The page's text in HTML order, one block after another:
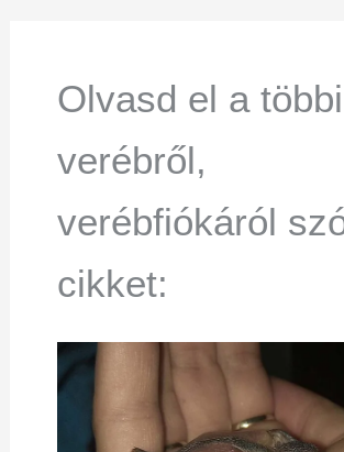
Olvasd el a
verébről,
verébfiókáról
cikket: